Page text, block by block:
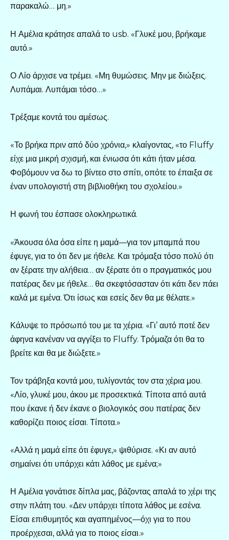
παρακαλώ… μη.»
Η Αμέλια κράτησε απαλά το usb. «Γλυκέ μου, βρήκαμε
αυτό.»
Ο Λίο άρχισε να τρέμει. «Μη θυμώσεις. Μην με διώξεις.
Λυπάμαι. Λυπάμαι τόσο…»
Τρέξαμε κοντά του αμέσως.
«Το βρήκα πριν από δύο χρόνια,» κλαίγοντας, «το Fluffy
είχε μια μικρή σχισμή, και ένιωσα ότι κάτι ήταν μέσα.
Φοβόμουν να δω το βίντεο στο σπίτι, οπότε το έπαιξα σε
έναν υπολογιστή στη βιβλιοθήκη του σχολείου.»
Η φωνή του έσπασε ολοκληρωτικά.
«Άκουσα όλα όσα είπε η μαμά—για τον μπαμπά που
έφυγε, για το ότι δεν με ήθελε. Και τρόμαξα τόσο πολύ ότι
αν ξέρατε την αλήθεια… αν ξέρατε ότι ο πραγματικός μου
πατέρας δεν με ήθελε… θα σκεφτόσασταν ότι κάτι δεν πάει
καλά με εμένα. Ότι ίσως και εσείς δεν θα με θέλατε.»
Κάλυψε το πρόσωπό του με τα χέρια. «Γι’ αυτό ποτέ δεν
άφηνα κανέναν να αγγίξει το Fluffy. Τρόμαζα ότι θα το
βρείτε και θα με διώξετε.»
Τον τράβηξα κοντά μου, τυλίγοντάς τον στα χέρια μου.
«Λίο, γλυκέ μου, άκου με προσεκτικά. Τίποτα από αυτά
που έκανε ή δεν έκανε ο βιολογικός σου πατέρας δεν
καθορίζει ποιος είσαι. Τίποτα.»
«Αλλά η μαμά είπε ότι έφυγε,» ψιθύρισε. «Κι αν αυτό
σημαίνει ότι υπάρχει κάτι λάθος με εμένα;»
Η Αμέλια γονάτισε δίπλα μας, βάζοντας απαλά το χέρι της
στην πλάτη του. «Δεν υπάρχει τίποτα λάθος με εσένα.
Είσαι επιθυμητός και αγαπημένος—όχι για το που
προέρχεσαι, αλλά για το ποιος είσαι.»